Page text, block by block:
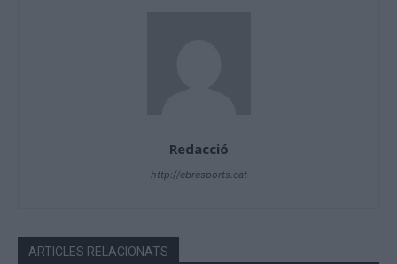
Redacció
http://ebresports.cat
ARTICLES RELACIONATS